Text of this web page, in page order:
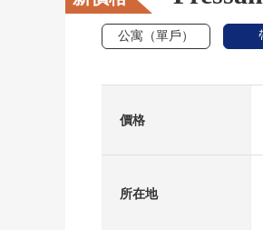
公寓（單戶）
價格
所在地